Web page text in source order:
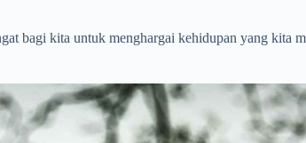
bagi kita untuk menghargai kehidupan yang kita